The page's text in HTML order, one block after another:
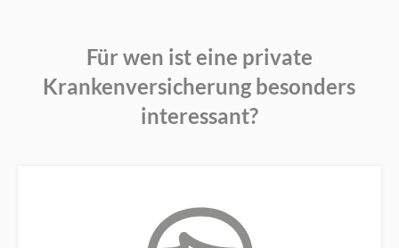
Für wen ist eine private
Krankenversicherung besonders
interessant?